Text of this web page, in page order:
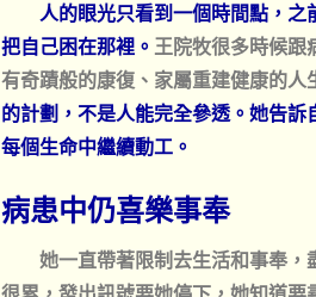
人的眼光只看到一個時間點，之
把自己困在那裡。 王院牧很多時候跟
有奇蹟般的康復、家屬重建健康的
的計劃，不是人能完全參透。她告
每個生命中繼續動工。
病患中仍喜樂事奉
她一直帶著限制去生活和事奉